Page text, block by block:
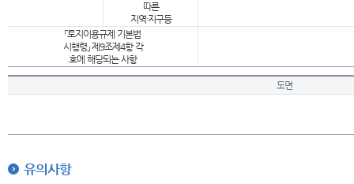
따른
지역·지구등
「토지이용규제 기본법
시행령」 제9조제4항 각
호에 해당되는 사항
도면
유의사항